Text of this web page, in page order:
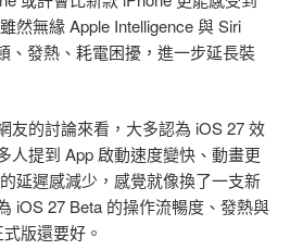
然無緣 Apple Intelligence 與 Siri
、發熱、耗電困擾，進一步延長裝
友的討論來看，大多認為 iOS 27 效
人提到 App 啟動速度變快、動畫更
延遲感減少，感覺就像換了一支新
iOS 27 Beta 的操作流暢度、發熱與
版還要好。